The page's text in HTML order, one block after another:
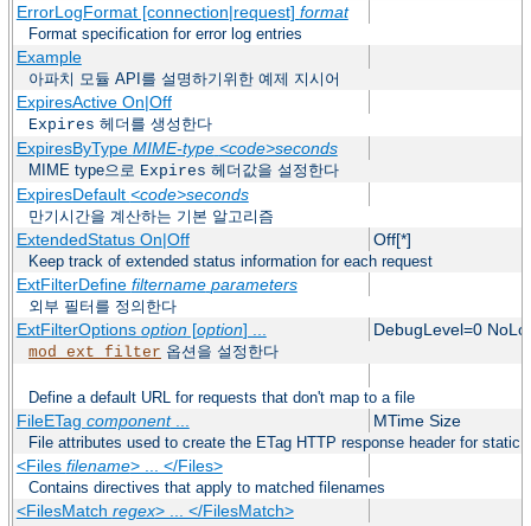
ErrorLogFormat [connection|request] format
Format specification for error log entries
Example
아파치 모듈 API를 설명하기위한 예제 지시어
ExpiresActive On|Off
Expires 헤더를 생성한다
ExpiresByType MIME-type <code>seconds
MIME type으로 Expires 헤더값을 설정한다
ExpiresDefault <code>seconds
만기시간을 계산하는 기본 알고리즘
ExtendedStatus On|Off Off[*]
Keep track of extended status information for each request
ExtFilterDefine filtername parameters
외부 필터를 정의한다
ExtFilterOptions option[option] ... DebugLevel=0
mod_ext_filter 옵션을 설정한다
Define a default URL for requests that don't map to a file
FileETag component... MTime Size
File attributes used to create the ETag HTTP response header for static
<Files filename> ... </Files>
Contains directives that apply to matched filenames
<FilesMatch regex> ... </FilesMatch>